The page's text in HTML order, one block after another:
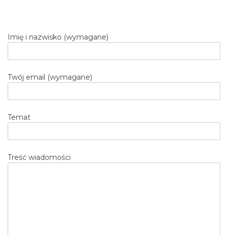
Imię i nazwisko (wymagane)
Twój email (wymagane)
Temat
Treść wiadomości